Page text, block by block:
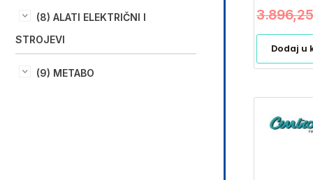
(8) ALATI ELEKTRIČNI I
STROJEVI
(9) METABO
Dodaj u